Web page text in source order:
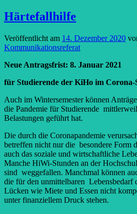
Härtefallhilfe
Veröffentlicht am 14. Dezember 2020
Kommunikationsreferat
Neue Antragsfrist: 8. Januar 2021
für Studierende der KiHo im Corona-
Auch im Wintersemester können
die Pandemie für Studierende
Belastungen geführt hat.
Die durch die Coronapandemie
betreffen nicht nur die besondere Form
auch das soziale und wirtschaftliche
Manche HiWi-Stunden an der
sind weggefallen. Manchmal können
die für den unmittelbaren Lebensbedarf
Lücken wie Miete und Essen nicht
unter finanziellem Druck stehen.